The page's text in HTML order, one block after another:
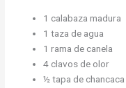
1 calabaza madura
1 taza de agua
1 rama de canela
4 clavos de olor
½ tapa de chancaca